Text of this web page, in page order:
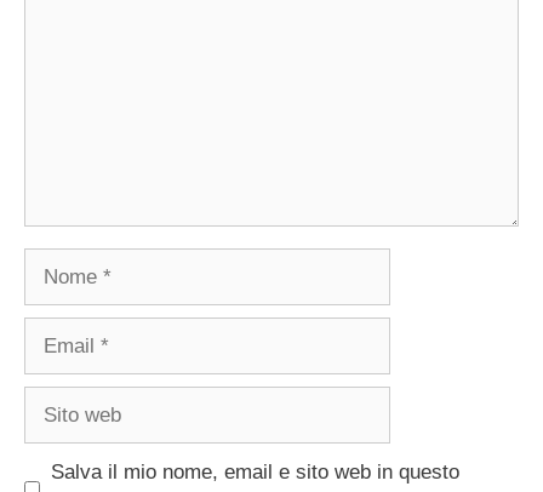
Nome
Email
Sito
Salva il mio nome, email e sito web in questo